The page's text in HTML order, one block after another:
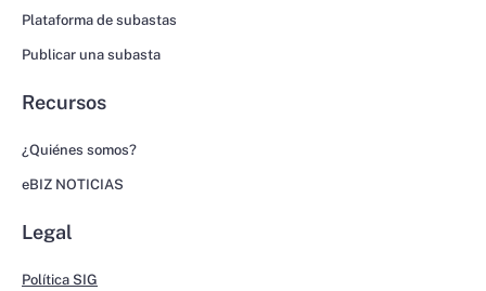
Plataforma de subastas
Publicar una subasta
Recursos
¿Quiénes somos?
eBIZ NOTICIAS
Legal
Política SIG